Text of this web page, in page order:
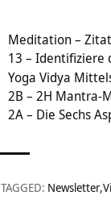
Meditation –
13 – Identifiziere
Yoga Vidya
2B – 2H Mantra-
2A – Die Sechs
TAGGED: Newsletter